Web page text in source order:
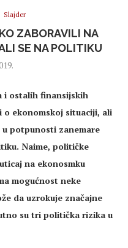
Slajder
ZABORAVILI NA
SE NA POLITIKU
i ostalih finansijskih
ekonomskoj situaciji, ali
potpunosti zanemare
Naime, političke
na ekonosmku
mogućnost neke
da uzrokuje značajne
su tri politička rizika u